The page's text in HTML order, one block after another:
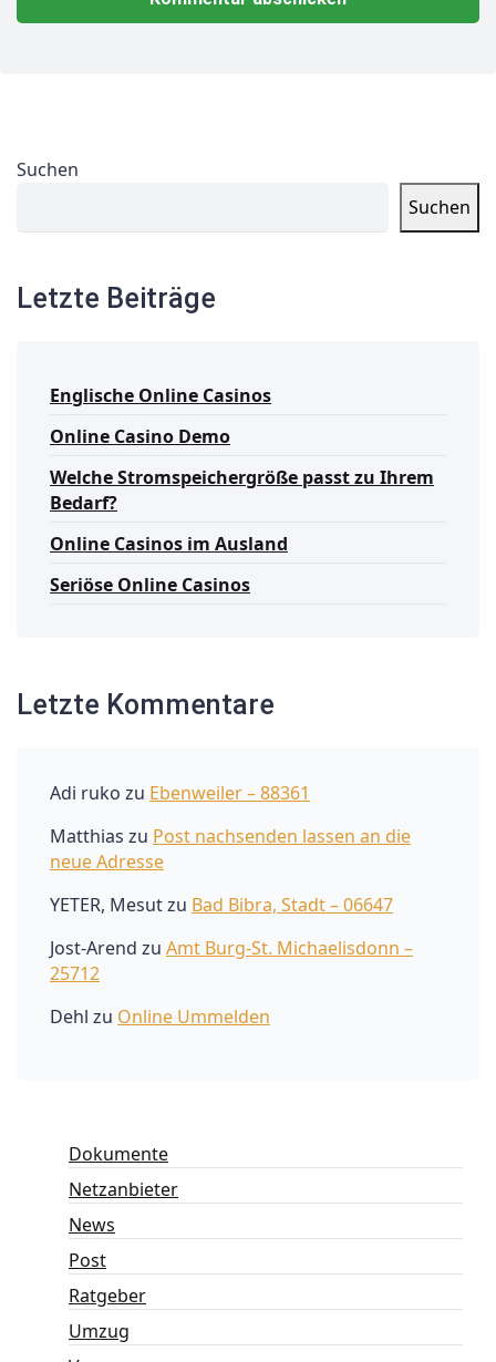
Suchen
Suchen
Letzte Beiträge
Englische Online Casinos
Online Casino Demo
Welche Stromspeichergröße passt zu Ihrem
Bedarf?
Online Casinos im Ausland
Seriöse Online Casinos
Letzte Kommentare
Adi ruko zu Ebenweiler – 88361
Matthias zu Post nachsenden lassen an die
neue Adresse
YETER, Mesutzu Bad Bibra, Stadt – 06647
Jost-Arend zu Amt Burg-St. Michaelisdonn –
25712
Dehl zu Online Ummelden
Dokumente
Netzanbieter
News
Post
Ratgeber
Umzug